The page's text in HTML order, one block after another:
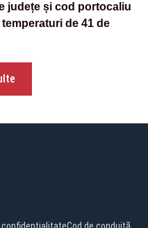
județe și cod portocaliu
de 41 de